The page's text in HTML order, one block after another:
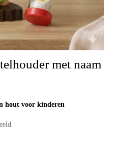
met naam
hout voor kinderen